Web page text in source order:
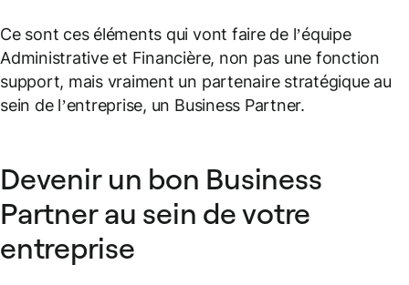
Ce sont ces éléments qui vont faire de l’équipe
Administrative et Financière, non pas une fonction
support, mais vraiment un partenaire stratégique au
sein de l’entreprise, un Business Partner.
Devenir un bon Business
Partner au sein de votre
entreprise